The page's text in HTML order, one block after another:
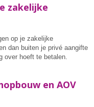
zakelijke
op je zakelijke
dan buiten je privé aangifte
over hoeft te betalen.
en AOV